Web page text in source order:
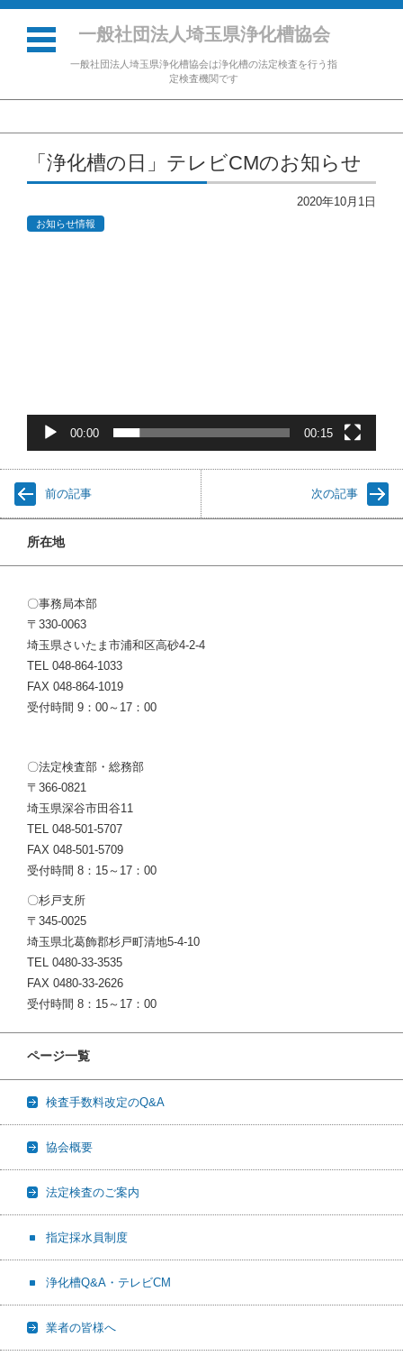
一般社団法人埼玉県浄化槽協会
一般社団法人埼玉県浄化槽協会は浄化槽の法定検査を行う指
定検査機関です
コンテンツに移動
「浄化槽の日」テレビCMのお知らせ
2020年10月1日
お知らせ情報
00:00 00:15
前の記事 次の記事
所在地
〇事務局本部
〒330-0063
埼玉県さいたま市浦和区高砂4-2-4
TEL 048-864-1033
FAX 048-864-1019
受付時間 9：00～17：00
〇法定検査部・総務部
〒366-0821
埼玉県深谷市田谷11
TEL 048-501-5707
FAX 048-501-5709
受付時間 8：15～17：00
〇杉戸支所
〒345-0025
埼玉県北葛飾郡杉戸町清地5-4-10
TEL 0480-33-3535
FAX 0480-33-2626
受付時間 8：15～17：00
ページ一覧
検査手数料改定のQ&A
協会概要
法定検査のご案内
指定採水員制度
浄化槽Q&A・テレビCM
業者の皆様へ